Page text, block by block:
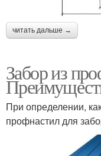
читать дальше →
Забор из
При определении,
профнастил для